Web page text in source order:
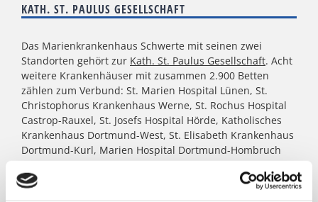
KATH. ST. PAULUS GESELLSCHAFT
Das Marienkrankenhaus Schwerte mit seinen zwei
Standorten gehört zur Kath. St. Paulus Gesellschaft. Acht
weitere Krankenhäuser mit zusammen 2.900 Betten
zählen zum Verbund: St. Marien Hospital Lünen, St.
Christophorus Krankenhaus Werne, St. Rochus Hospital
Castrop-Rauxel, St. Josefs Hospital Hörde, Katholisches
Krankenhaus Dortmund-West, St. Elisabeth Krankenhaus
Dortmund-Kurl, Marien Hospital Dortmund-Hombruch
sowie für das St. Johannes Hospital im Zentrum von
Dortmund. Darüber hinaus agieren unter dem Paulus-
Dach Altenheime und eine Jugendhilfe-Einrichtung. Die